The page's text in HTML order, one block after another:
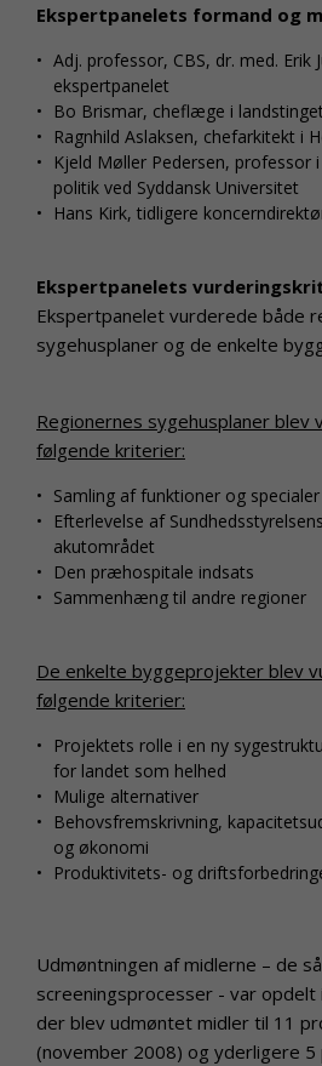
Ekspertpanelets formand og
Adj. professor, CBS, dr. med. Erik
ekspertpanelet
Bo Brismar, cheflæge i
Ragnhild Aslaksen, chefarkitekt i
Kjeld Møller Pedersen, professor
politik ved Syddansk Universitet
Hans Kirk, tidligere
Ekspertpanelets
Ekspertpanelet vurderede både
sygehusplaner og de enkelte
Regionernes sygehusplaner blev
følgende kriterier:
Samling af funktioner og
Efterlevelse af
akutområdet
Den præhospitale indsats
Sammenhæng til andre regioner
De enkelte byggeprojekter blev
følgende kriterier:
Projektets rolle i en ny
for landet som helhed
Mulige alternativer
Behovsfremskrivning,
og økonomi
Produktivitets- og
Udmøntningen af midlerne – de
screeningsprocesser - var
der blev udmøntet midler til 11
(november 2008) og yderligere